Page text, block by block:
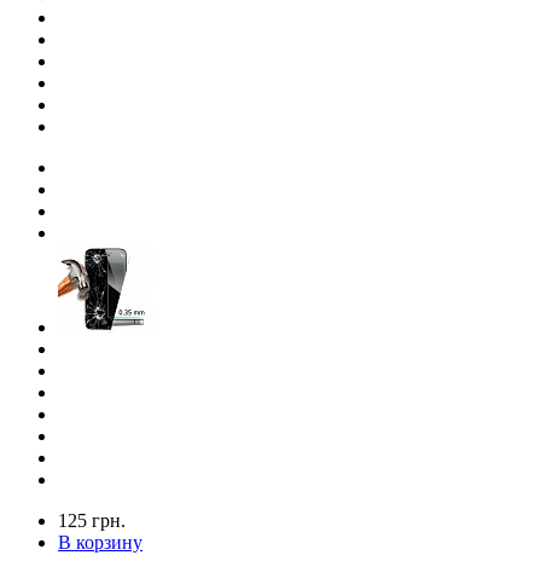
125 грн.
В корзину